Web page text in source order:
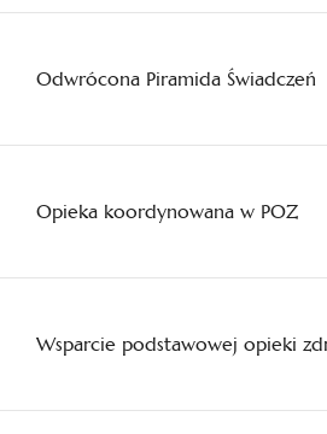
Odwrócona Piramida Świadczeń
Opieka koordynowana w POZ
Wsparcie podstawowej opieki